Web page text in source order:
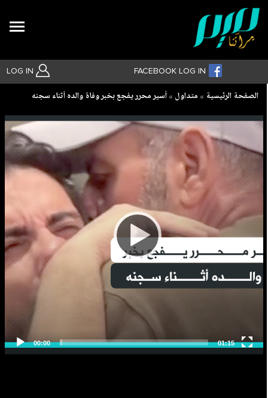
LOG IN FACEBOOK LOG IN
بحث متقدم
Breadcrumb
الصفحة الرئيسية متداول أسير محرر يفجع بخبر وفاة والده أثناء سجنه